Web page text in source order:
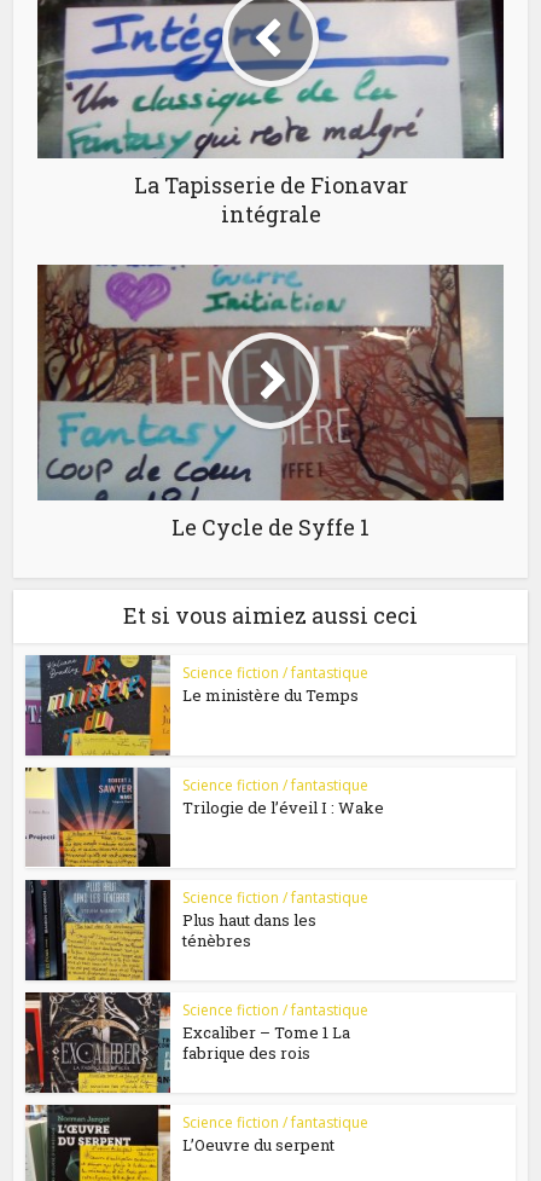
La Tapisserie de Fionavar
intégrale
Le Cycle de Syffe 1
Et si vous aimiez aussi ceci
Science fiction / fantastique
Le ministère du Temps
Science fiction / fantastique
Trilogie de l’éveil I : Wake
Science fiction / fantastique
Plus haut dans les
ténèbres
Science fiction / fantastique
Excaliber – Tome 1 La
fabrique des rois
Science fiction / fantastique
L’Oeuvre du serpent